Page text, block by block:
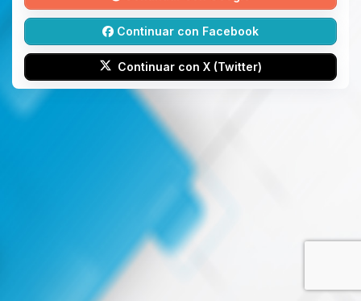
Continuar con Facebook
Continuar con X (Twitter)